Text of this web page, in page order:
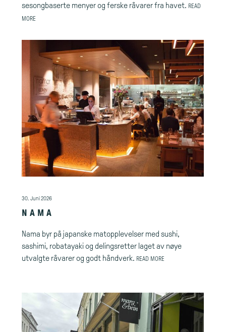
sesongbaserte menyer og ferske råvarer fra havet. READ
MORE
30. Juni 2026
NAMA
Nama byr på japanske matopplevelser med sushi,
sashimi, robatayaki og delingsretter laget av nøye
utvalgte råvarer og godt håndverk. READ MORE